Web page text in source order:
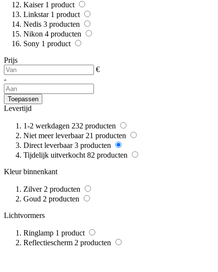
Kaiser 1 product
Linkstar 1 product
Nedis 3 producten
Nikon 4 producten
Sony 1 product
Prijs
€
-
Toepassen
Levertijd
1-2 werkdagen 232 producten
Niet meer leverbaar 21 producten
Direct leverbaar 3 producten
Tijdelijk uitverkocht 82 producten
Kleur binnenkant
Zilver 2 producten
Goud 2 producten
Lichtvormers
Ringlamp 1 product
Reflectiescherm 2 producten